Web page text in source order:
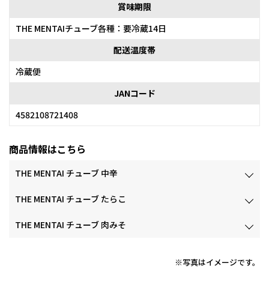
賞味期限
THE MENTAIチューブ各種：要冷蔵14日
配送温度帯
冷蔵便
JANコード
4582108721408
商品情報はこちら
THE MENTAI チューブ 中辛
THE MENTAI チューブ たらこ
THE MENTAI チューブ 肉みそ
※写真はイメージです。